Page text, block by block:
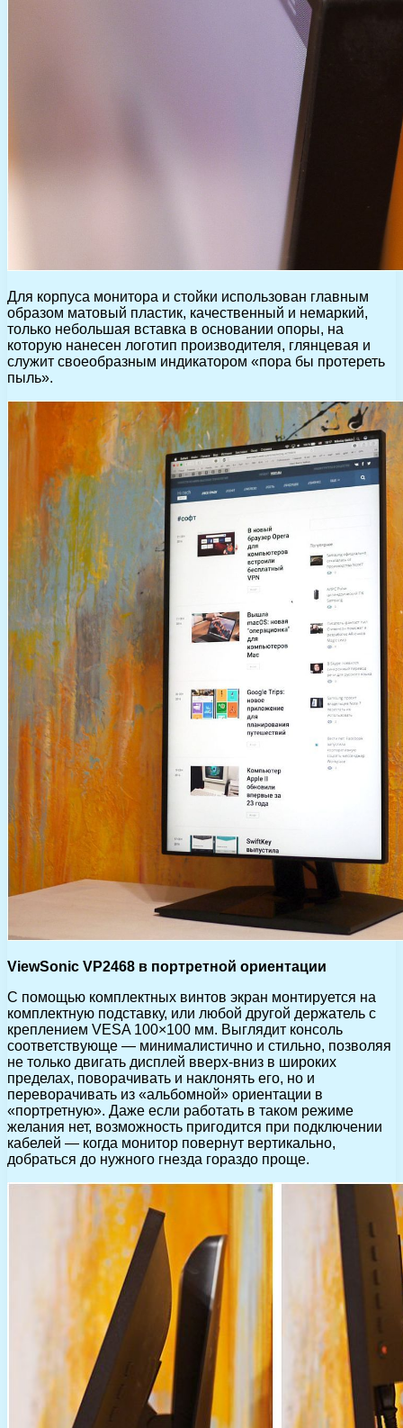
Для корпуса монитора и стойки использован главным
образом матовый пластик, качественный и немаркий,
только небольшая вставка в основании опоры, на
которую нанесен логотип производителя, глянцевая и
служит своеобразным индикатором «пора бы протереть
пыль».
ViewSonic VP2468 в портретной ориентации
С помощью комплектных винтов экран монтируется на
комплектную подставку, или любой другой держатель с
креплением VESA 100×100 мм. Выглядит консоль
соответствующе — минималистично и стильно, позволяя
не только двигать дисплей вверх-вниз в широких
пределах, поворачивать и наклонять его, но и
переворачивать из «альбомной» ориентации в
«портретную». Даже если работать в таком режиме
желания нет, возможность пригодится при подключении
кабелей — когда монитор повернут вертикально,
добраться до нужного гнезда гораздо проще.